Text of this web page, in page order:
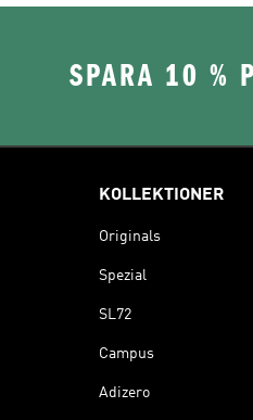
SPARA 10 %
KOLLEKTIONER
Originals
Spezial
SL72
Campus
Adizero